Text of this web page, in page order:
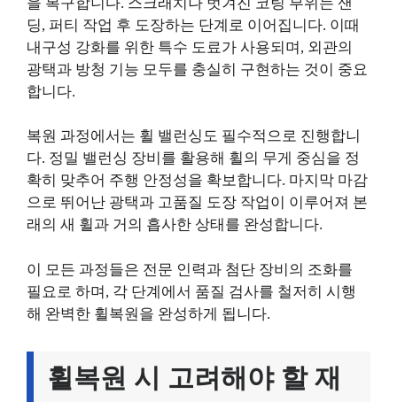
딩, 퍼티 작업 후 도장하는 단계로 이어집니다. 이때
내구성 강화를 위한 특수 도료가 사용되며, 외관의
광택과 방청 기능 모두를 충실히 구현하는 것이 중요
합니다.
복원 과정에서는 휠 밸런싱도 필수적으로 진행합니
다. 정밀 밸런싱 장비를 활용해 휠의 무게 중심을 정
확히 맞추어 주행 안정성을 확보합니다. 마지막 마감
으로 뛰어난 광택과 고품질 도장 작업이 이루어져 본
래의 새 휠과 거의 흡사한 상태를 완성합니다.
이 모든 과정들은 전문 인력과 첨단 장비의 조화를
필요로 하며, 각 단계에서 품질 검사를 철저히 시행
해 완벽한 휠복원을 완성하게 됩니다.
휠복원 시 고려해야 할 재